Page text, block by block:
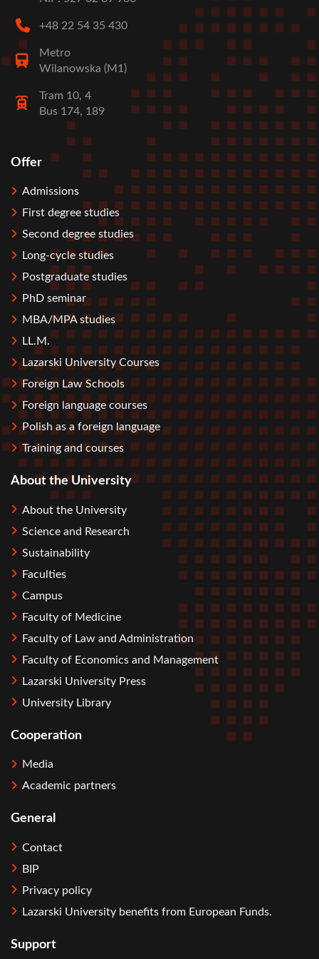
+48 22 54 35 430
Metro
Wilanowska (M1)
Tram 10, 4
Bus 174, 189
Stopka
Offer
Admissions
First degree studies
Second degree studies
Long-cycle studies
Postgraduate studies
PhD seminar
MBA/MPA studies
LL.M.
Lazarski University Courses
Foreign Law Schools
Foreign language courses
Polish as a foreign language
Training and courses
About the University
About the University
Science and Research
Sustainability
Faculties
Campus
Faculty of Medicine
Faculty of Law and Administration
Faculty of Economics and Management
Lazarski University Press
University Library
Cooperation
Media
Academic partners
General
Contact
BIP
Privacy policy
Lazarski University benefits from European Funds.
Support